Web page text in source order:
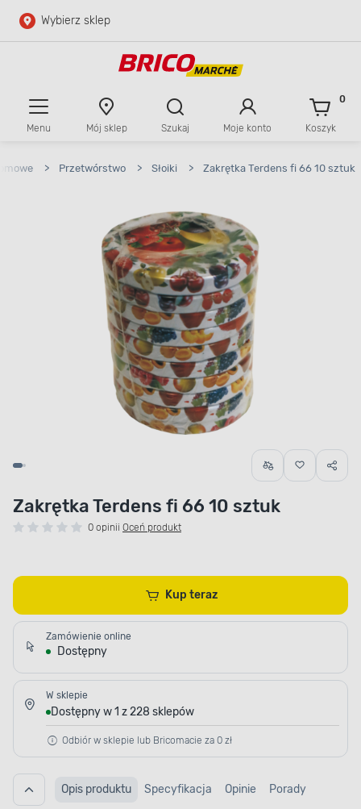
Przejdź do głównej zawartości
Wybierz sklep
Menu Mój sklep Szukaj Moje konto Koszyk
0
> Przetwórstwo > Słoiki > Zakrętka Terdens fi 66 10 sztuk
Zakrętka Terdens fi 66 10 sztuk
0 opinii Oceń produkt
Kup teraz
Zamówienie online
Dostępny
W sklepie
Dostępny w 1 z 228 sklepów
Odbiór w sklepie lub Bricomacie za 0 zł
Opis produktu Specyfikacja Opinie Porady